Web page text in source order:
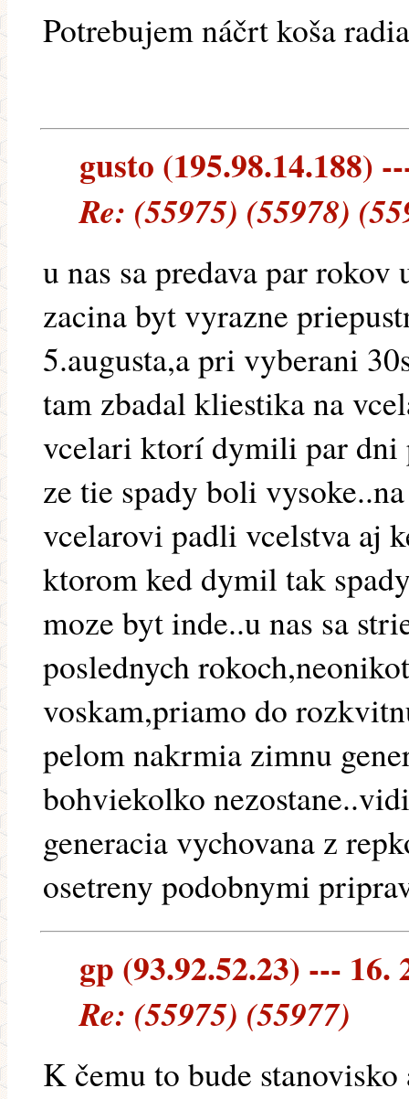
Potrebujem náčrt koša
gusto (195.98.14.188)
Re: (55975) (55978)
u nas sa predava par
zacina byt vyrazne
5.augusta,a pri vyberani
tam zbadal kliestika na
vcelari ktorí dymili par
ze tie spady boli
vcelarovi padli vcelstva aj
ktorom ked dymil tak
moze byt inde..u nas sa
poslednych
voskam,priamo do
pelom nakrmia zimnu
bohviekolko
generacia vychovana z
osetreny podobnymi
gp (93.92.52.23) --- 16.
Re: (55975) (55977)
K čemu to bude stanovisko